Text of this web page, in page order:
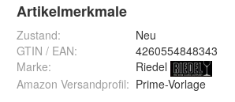
Artikelmerkmale
Zustand:
Neu
GTIN / EAN:
4260554848343
Marke:
Riedel
Amazon Versandprofil: Prime-Vorlage